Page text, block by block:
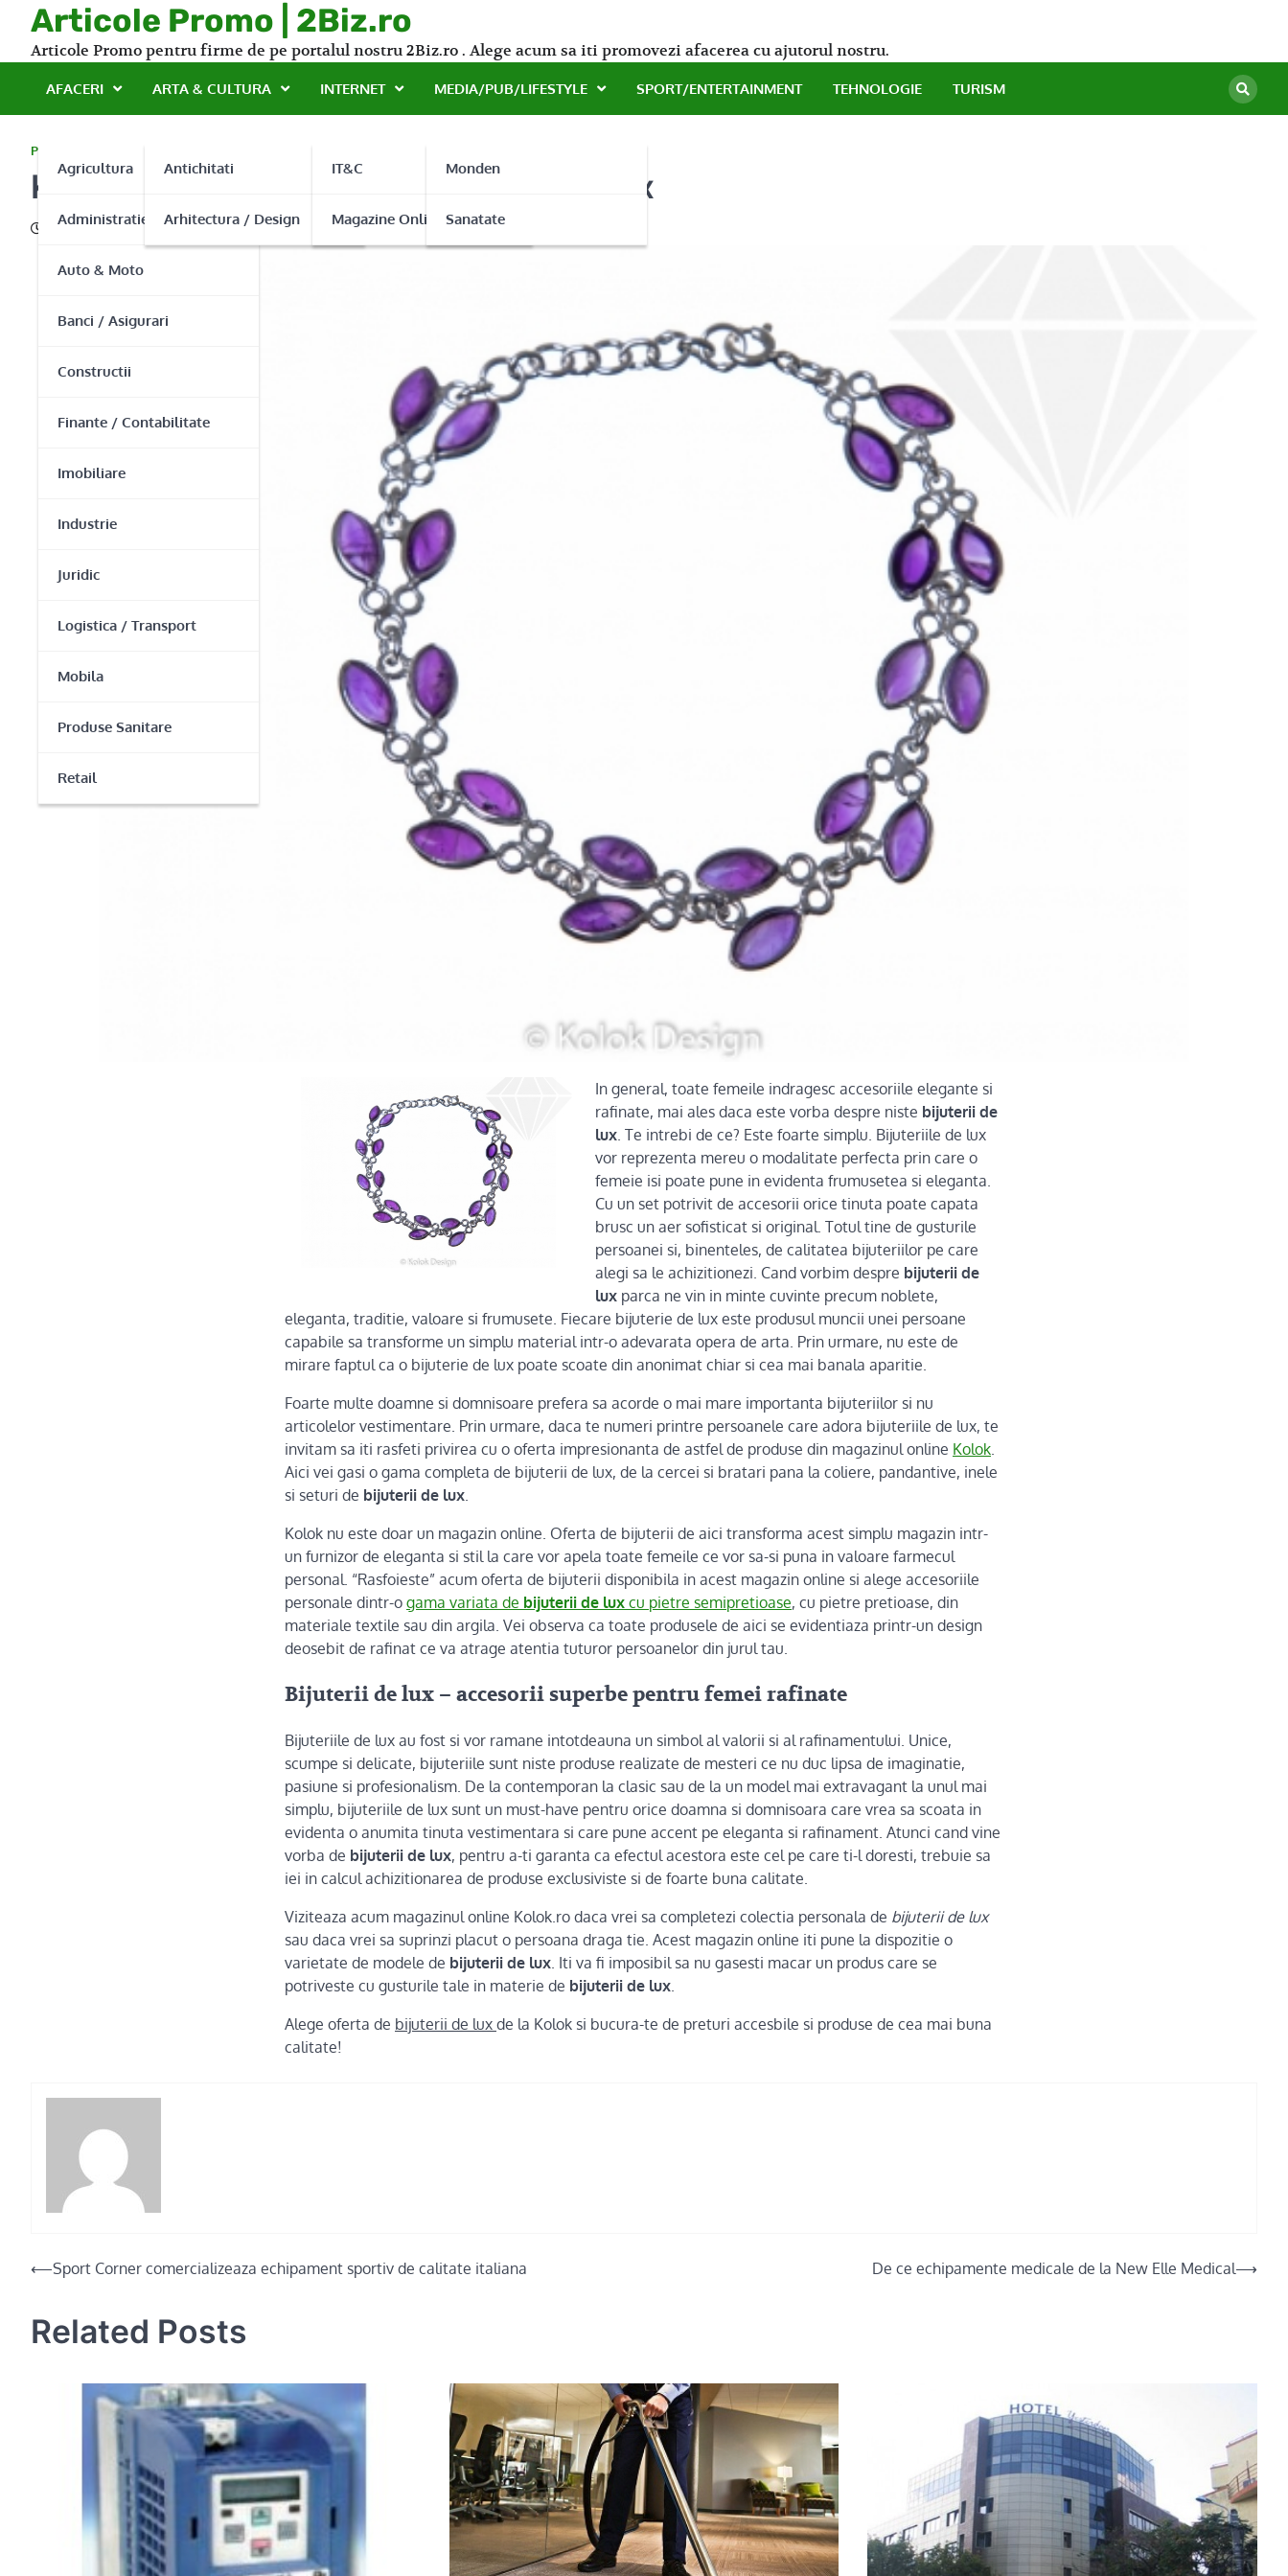
content
Articole Promo | 2Biz.ro
Articole Promo pentru firme de pe portalul nostru 2Biz.ro . Alege acum sa iti promovezi afacerea cu ajutorul nostru.
AFACERI
Agricultura
Administratie Publica
Auto & Moto
Banci / Asigurari
Constructii
Finante / Contabilitate
Imobiliare
Industrie
Juridic
Logistica / Transport
Mobila
Produse Sanitare
Retail
ARTA & CULTURA
Antichitati
Arhitectura / Design
INTERNET
IT&C
Magazine Online
MEDIA/PUB/LIFESTYLE
Monden
Sanatate
SPORT/ENTERTAINMENT TEHNOLOGIE TURISM
PROMO
Kolok – un paradis pentru bijuterii de lux
07/05/2015
In general, toate femeile indragesc accesoriile elegante si
rafinate, mai ales daca este vorba despre niste bijuterii de
lux . Te intrebi de ce? Este foarte simplu. Bijuteriile de lux
vor reprezenta mereu o modalitate perfecta prin care o
femeie isi poate pune in evidenta frumusetea si eleganta.
Cu un set potrivit de accesorii orice tinuta poate capata
brusc un aer sofisticat si original. Totul tine de gusturile
persoanei si, binenteles, de calitatea bijuteriilor pe care
alegi sa le achizitionezi. Cand vorbim despre bijuterii de
lux parca ne vin in minte cuvinte precum noblete,
eleganta, traditie, valoare si frumusete. Fiecare bijuterie de lux este produsul muncii unei persoane
capabile sa transforme un simplu material intr-o adevarata opera de arta. Prin urmare, nu este de
mirare faptul ca o bijuterie de lux poate scoate din anonimat chiar si cea mai banala aparitie.
Foarte multe doamne si domnisoare prefera sa acorde o mai mare importanta bijuteriilor si nu
articolelor vestimentare. Prin urmare, daca te numeri printre persoanele care adora bijuteriile de lux, te
invitam sa iti rasfeti privirea cu o oferta impresionanta de astfel de produse din magazinul online Kolok
Aici vei gasi o gama completa de bijuterii de lux, de la cercei si bratari pana la coliere, pandantive, inele
si seturi de bijuterii de lux
Kolok nu este doar un magazin online. Oferta de bijuterii de aici transforma acest simplu magazin intr-
un furnizor de eleganta si stil la care vor apela toate femeile ce vor sa-si puna in valoare farmecul
personal. “Rasfoieste” acum oferta de bijuterii disponibila in acest magazin online si alege accesoriile
personale dintr-o gama variata de bijuterii de lux cu pietre semipretioase, cu pietre pretioase, din
materiale textile sau din argila. Vei observa ca toate produsele de aici se evidentiaza printr-un design
deosebit de rafinat ce va atrage atentia tuturor persoanelor din jurul tau.
Bijuterii de lux – accesorii superbe pentru femei rafinate
Bijuteriile de lux au fost si vor ramane intotdeauna un simbol al valorii si al rafinamentului. Unice,
scumpe si delicate, bijuteriile sunt niste produse realizate de mesteri ce nu duc lipsa de imaginatie,
pasiune si profesionalism. De la contemporan la clasic sau de la un model mai extravagant la unul mai
simplu, bijuteriile de lux sunt un must-have pentru orice doamna si domnisoara care vrea sa scoata in
evidenta o anumita tinuta vestimentara si care pune accent pe eleganta si rafinament. Atunci cand vine
vorba de bijuterii de lux, pentru a-ti garanta ca efectul acestora este cel pe care ti-l doresti, trebuie sa
iei in calcul achizitionarea de produse exclusiviste si de foarte buna calitate.
Viziteaza acum magazinul online Kolok.ro daca vrei sa completezi colectia personala de bijuterii de lux
sau daca vrei sa suprinzi placut o persoana draga tie. Acest magazin online iti pune la dispozitie o
varietate de modele de bijuterii de lux. Iti va fi imposibil sa nu gasesti macar un produs care se
potriveste cu gusturile tale in materie de bijuterii de lux.
Alege oferta de bijuterii de lux de la Kolok si bucura-te de preturi accesbile si produse de cea mai buna
calitate!
Post
⟵Sport Corner comercializeaza echipament sportiv de calitate italiana De ce echipamente medicale de la New Elle Medical⟶
Related Posts